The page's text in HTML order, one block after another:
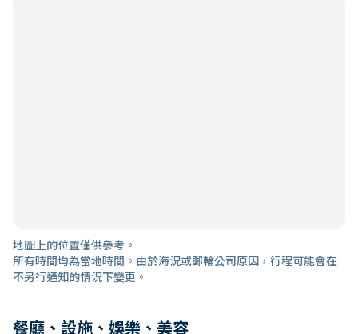
地圖上的位置僅供參考。
所有時間均為當地時間。由於海況或郵輪公司原因，行程可能會在
不另行通知的情況下變更。
餐廳、設施、娛樂、美容